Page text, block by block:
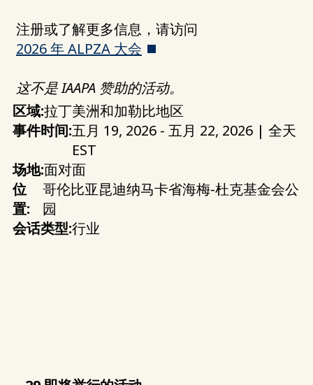
注册或了解更多信息，请访问
2026 年 ALPZA 大会
这不是 IAAPA 赞助的活动。
区域:拉丁美洲和加勒比地区
事件时间:五月 19, 2026 - 五月 22, 2026 | 全天
EST
场地:面对面
位
置:
哥伦比亚昆迪纳马卡省海梅-杜克基金会公
园
会话类型:行业